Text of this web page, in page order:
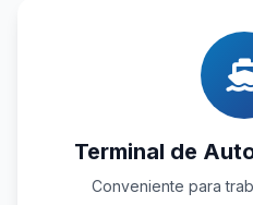
Terminal de
Conveniente para